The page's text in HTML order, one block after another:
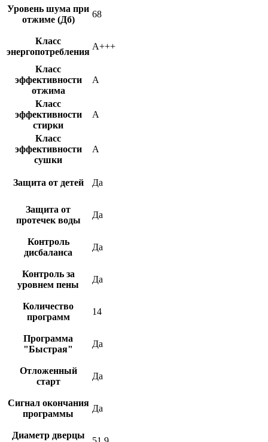
Уровень шума при
отжиме (Дб)
68
Класс
энергопотребления
A+++
Класс
эффективности
отжима
A
Класс
эффективности
стирки
A
Класс
эффективности
сушки
A
Защита от детей Да
Защита от
протечек воды
Да
Контроль
дисбаланса
Да
Контроль за
уровнем пены
Да
Количество
программ
14
Программа
"Быстрая"
Да
Отложенный
старт
Да
Сигнал окончания
программы
Да
Диаметр дверцы